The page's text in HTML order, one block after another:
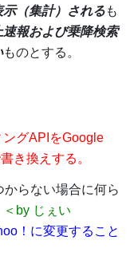
（集計）されるも
報および乗降検索
ものとする。
ングAPIをGoogle
き換えする。
からない場合に何ら
＜by じぇい
！に変更すること